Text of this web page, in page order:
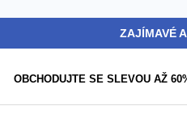
ZAJÍMAVÉ
OBCHODUJTE SE SLEVOU AŽ